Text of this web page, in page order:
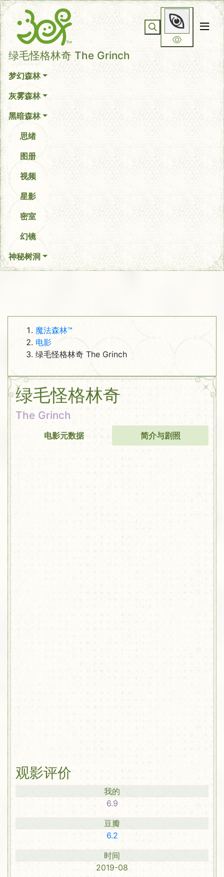
你无法看到我
绿毛怪格林奇 The Grinch
梦幻森林
灰雾森林
黑暗森林
思绪
图册
视频
星影
密室
幻镜
神秘树洞
魔法森林™
电影
绿毛怪格林奇 The Grinch
绿毛怪格林奇
The Grinch
电影元数据 简介与剧照
观影评价
我的
6.9
豆瓣
6.2
时间
2019-08